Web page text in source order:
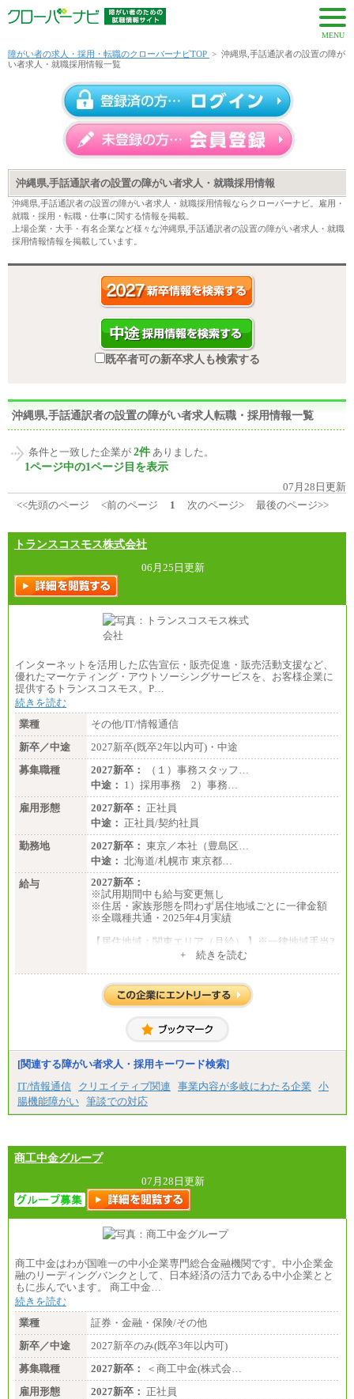
MENU
障がい者の求人・採用・転職のクローバーナビTOP > 沖縄県,手話通訳者の設置の障が
い者求人・就職採用情報一覧
沖縄県,手話通訳者の設置の障がい者求人・就職採用情報
沖縄県,手話通訳者の設置の障がい者求人・就職採用情報ならクローバーナビ。雇用・
就職・採用・転職・仕事に関する情報を掲載。
上場企業・大手・有名企業など様々な沖縄県,手話通訳者の設置の障がい者求人・就職
採用情報情報を掲載しています。
既卒者可の新卒求人も検索する
沖縄県,手話通訳者の設置の障がい者求人転職・採用情報一覧
条件と一致した企業が 2件 ありました。
1ページ中の1ページ目を表示
07月28日更新
<<先頭のページ
<前のページ 1 次のページ> 最後のページ>>
トランスコスモス株式会社
06月25日更新
インターネットを活用した広告宣伝・販売促進・販売活動支援など、
優れたマーケティング・アウトソーシングサービスを、お客様企業に
提供するトランスコスモス。P…
続きを読む
業種
その他/IT/情報通信
新卒／中途
2027新卒(既卒2年以内可)・中途
募集職種
2027新卒：
（１）事務スタッフ…
中途： 1）採用事務 2）事務…
雇用形態
2027新卒： 正社員
中途： 正社員/契約社員
勤務地
2027新卒： 東京／本社（豊島区…
中途： 北海道/札幌市 東京都…
給与
2027新卒：
※試用期間中も給与変更無し
※住居・家族形態を問わず居住地域ごとに一律金額
※全職種共通・2025年4月実績
【居住地域：関東エリア（月給） 】※一律地域手当2
大学卒：250,000円
高専卒：244,800円
短大・専門3年制卒：235,300円
専門1年制卒：212,900円
【居住地域：関西エリア（月給） 】※一律地域手当1
5,000円含む
大学院卒：266,100円
大学卒：240,000円
高専卒：234,800円
短大・専門3年制卒：225,300円
中途：
【全職種共通】
〔正社員〕
月給212,900円～330,000円
※実務経験に応じてご相談させていただきます（上
記金額を超える可能性あり）
※職種8）を除き、正社員の場合勤務地は本社のみと
なります
※交通費：月5万円まで
〔契約社員〕
札幌 ：時給1,100円～1,450円
東京 ：時給1,226円～1,400円
川口 ：時給1,150円～
大阪 ：時給1,177円～1,400円
佐世保：時給1,035円～
沖縄 ：時給1,025円～1,350円
※給与は実務経験・職種・配属部署によって異なり
ます
※交通費：月5万円まで
+ 続きを読む
[関連する障がい者求人・採用キーワード検索]
IT/情報通信
クリエイティブ関連 事業内容が多岐にわたる企業
小
腸機能障がい 筆談での対応
商工中金グループ
07月28日更新
商工中金はわが国唯一の中小企業専門総合金融機関です。中小企業金
融のリーディングバンクとして、日本経済の活力である中小企業とと
もに歩んでいます。 商工中金…
続きを読む
業種
証券・金融・保険/その他
新卒／中途
2027新卒のみ(既卒3年以内可)
募集職種
2027新卒：
＜商工中金(株式会…
雇用形態
2027新卒： 正社員